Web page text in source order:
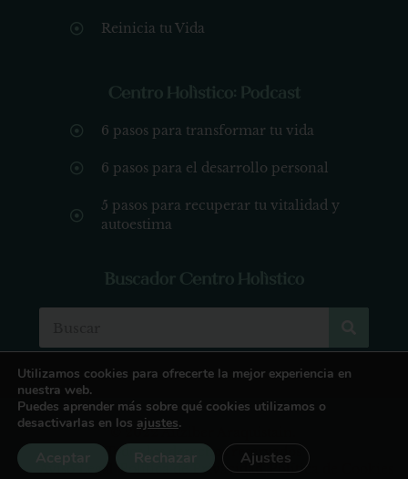
Reinicia tu Vida
Centro Holístico: Podcast
6 pasos para transformar tu vida
6 pasos para el desarrollo personal
5 pasos para recuperar tu vitalidad y
autoestima
Buscador Centro Holístico
© 2022 Aitziber Araquistain.
Todos los derechos reservados
Aviso Legal
Política de Privacidad Política de Cookies
Utilizamos cookies para ofrecerte la mejor experiencia en
nuestra web.
Puedes aprender más sobre qué cookies utilizamos o
desactivarlas en los ajustes.
Ajustes